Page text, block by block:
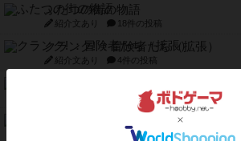
ふたつの街の物語
紹介文あり 18件の投稿
クランク! ：冒険者たち（拡張）
紹介文あり 4件の投稿
1件の投稿
スターマイン・ラミー ポケット
2件の投稿